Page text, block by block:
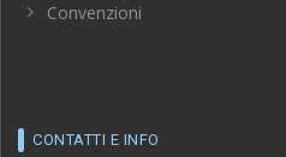
Convenzioni
CONTATTI E INFO